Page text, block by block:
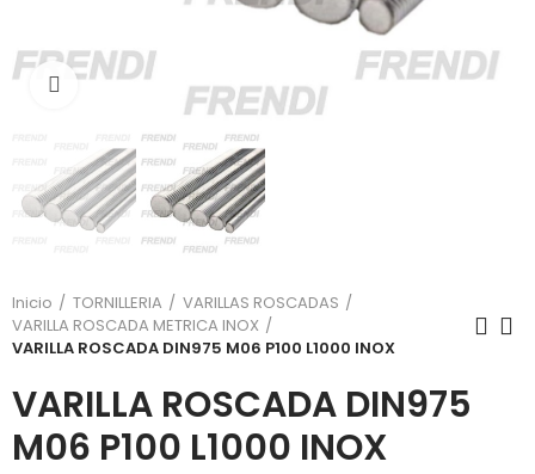
Click para agrandar
Inicio TORNILLERIA
VARILLAS ROSCADAS
VARILLA ROSCADA METRICA INOX
VARILLA ROSCADA DIN975 M06 P100 L1000 INOX
VARILLA ROSCADA DIN975
M06 P100 L1000 INOX